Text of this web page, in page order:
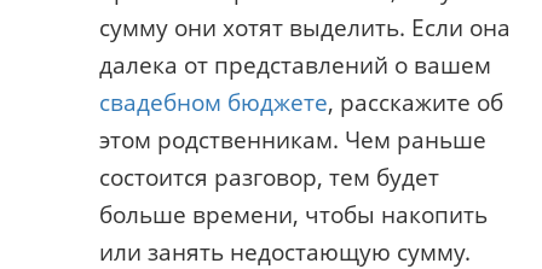
сумму они хотят выделить. Если она
далека от представлений о вашем
свадебном бюджете, расскажите об
этом родственникам. Чем раньше
состоится разговор, тем будет
больше времени, чтобы накопить
или занять недостающую сумму.